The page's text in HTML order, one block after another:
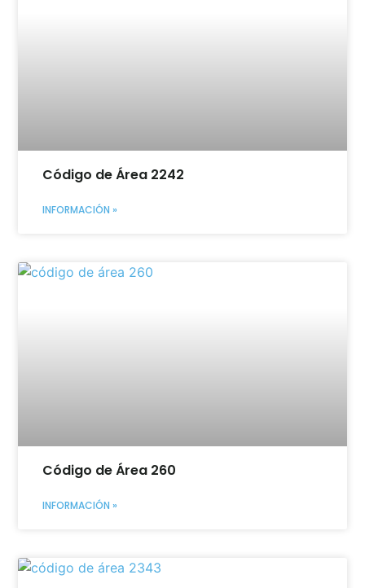
Código de Área 2242
INFORMACIÓN »
Código de Área 260
INFORMACIÓN »